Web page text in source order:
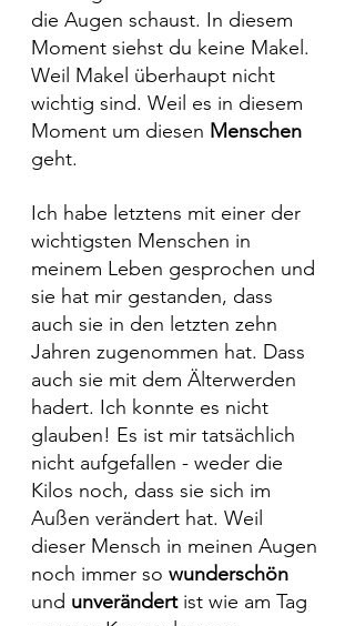
die Augen schaust. In diesem
Moment siehst du keine Makel.
Weil Makel überhaupt nicht
wichtig sind. Weil es in diesem
Moment um diesen Menschen
geht.
Ich habe letztens mit einer der
wichtigsten Menschen in
meinem Leben gesprochen und
sie hat mir gestanden, dass
auch sie in den letzten zehn
Jahren zugenommen hat. Dass
auch sie mit dem Älterwerden
hadert. Ich konnte es nicht
glauben! Es ist mir tatsächlich
nicht aufgefallen - weder die
Kilos noch, dass sie sich im
Außen verändert hat. Weil
dieser Mensch in meinen Augen
noch immer so wunderschön
und unverändert ist wie am Tag